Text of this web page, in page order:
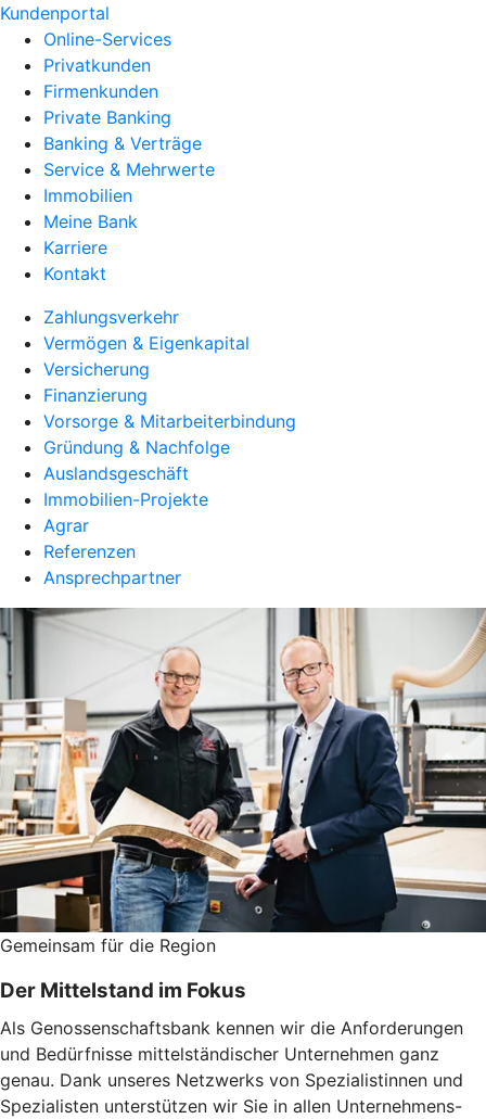
Kundenportal
Online-Services
Privatkunden
Firmenkunden
Private Banking
Banking & Verträge
Service & Mehrwerte
Immobilien
Meine Bank
Karriere
Kontakt
Zahlungsverkehr
Vermögen & Eigenkapital
Versicherung
Finanzierung
Vorsorge & Mitarbeiterbindung
Gründung & Nachfolge
Auslandsgeschäft
Immobilien-Projekte
Agrar
Referenzen
Ansprechpartner
Gemeinsam für die Region
Der Mittelstand im Fokus
Als Genossenschaftsbank kennen wir die Anforderungen
und Bedürfnisse mittelständischer Unternehmen ganz
genau. Dank unseres Netzwerks von Spezialistinnen und
Spezialisten unterstützen wir Sie in allen Unternehmens-